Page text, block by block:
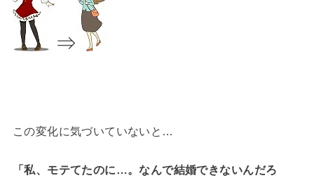
⇒
この変化に気づいていないと…
「私、モテてたのに…。なんで結婚できないんだろ